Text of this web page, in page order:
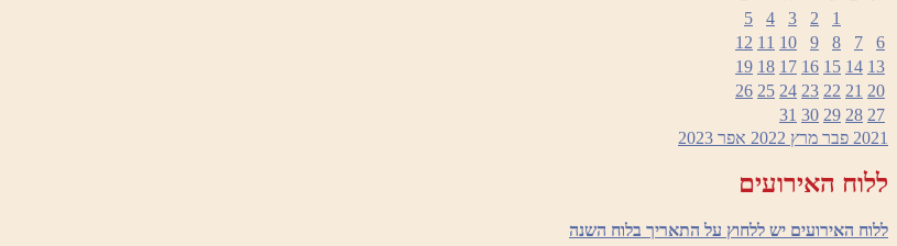
1
2
3
4
5
6
7
8
9
10
11
12
13
14
15
16
17
18
19
20
21
22
23
24
25
26
27
28
29
30
31
2021 פבר מרץ 2022 אפר 2023
ללוח האירועים
ללוח האירועים יש ללחוץ על התאריך בלוח השנה